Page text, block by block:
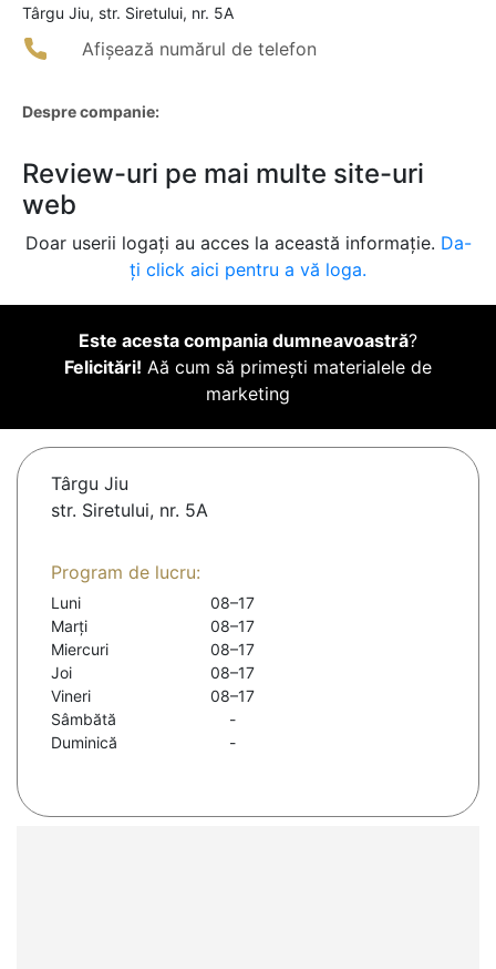
Târgu Jiu, str. Siretului, nr. 5A
Afișează numărul de telefon
Despre companie:
Review-uri pe mai multe site-uri
web
Doar userii logați au acces la această informație. Da-
ți click aici pentru a vă loga.
Este acesta compania dumneavoastră?
Felicitări! Aă cum să primești materialele de
marketing
Târgu Jiu
str. Siretului, nr. 5A
Program de lucru:
Luni
08–17
Marți
08–17
Miercuri
08–17
Joi
08–17
Vineri
08–17
Sâmbătă
-
Duminică
-